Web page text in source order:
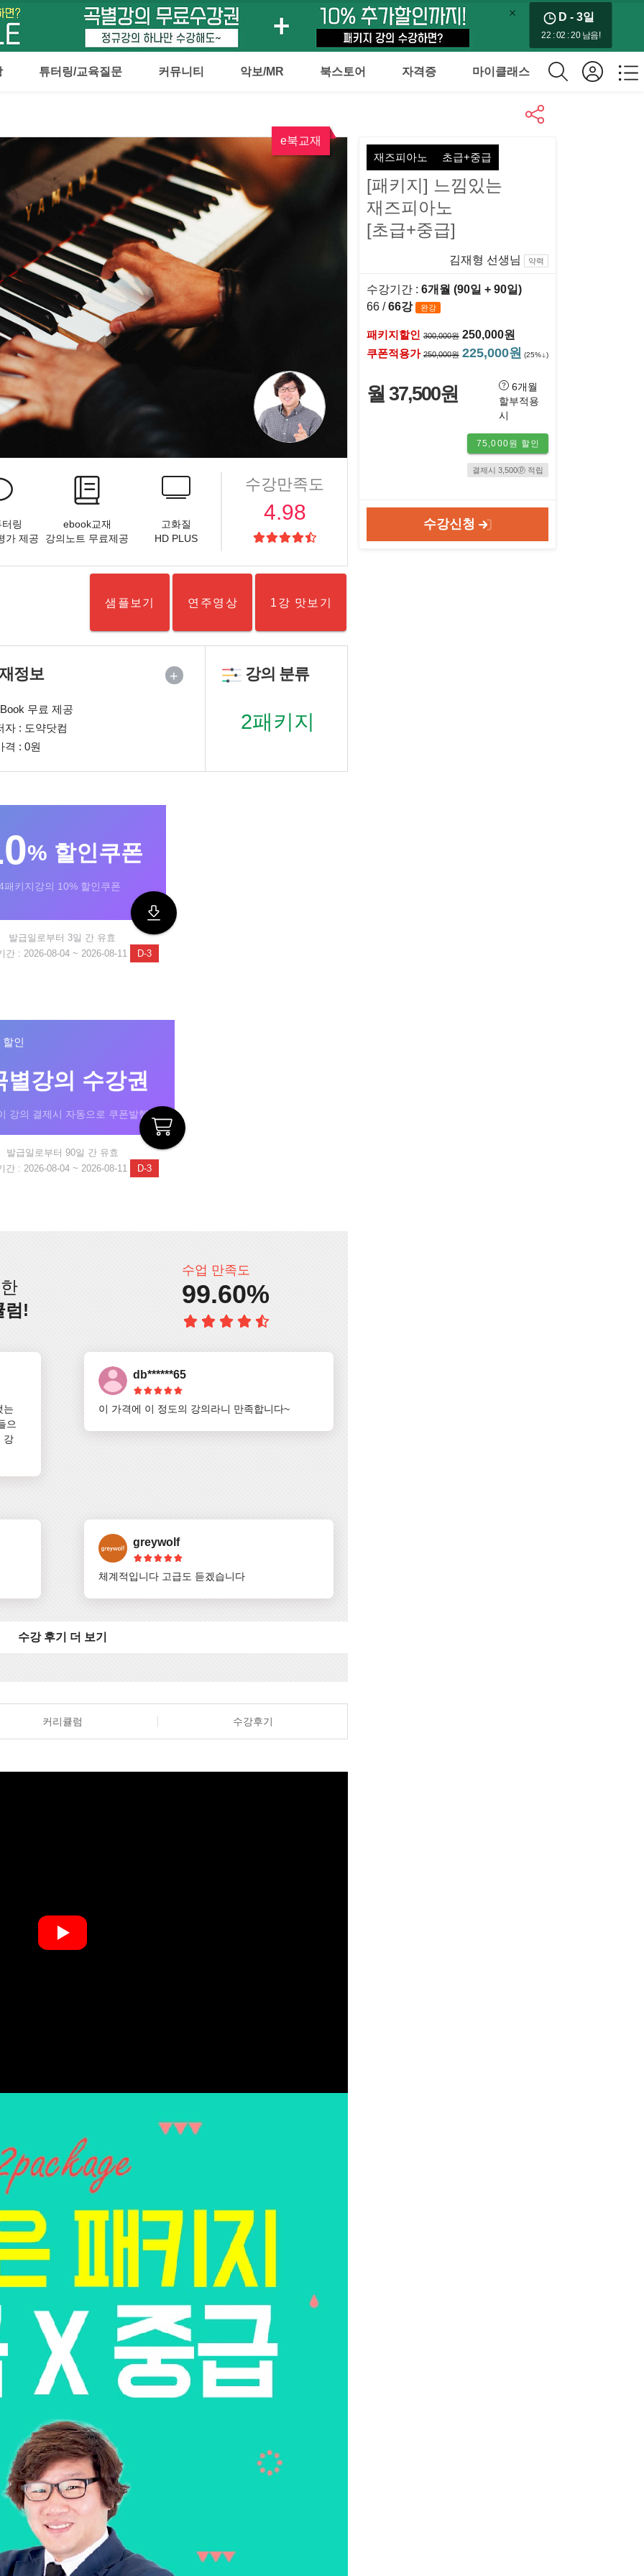
D - 3일
22 : 02 : 19 남음!
튜터링/교육질문 커뮤니티 악보/MR 북스토어 자격증 마이클래스
e북교재
링
가 제공
ebook교재
강의노트 무료제공
고화질
HD PLUS
수강만족도
4.98
샘플보기 연주영상 1강 맛보기
정보 +
무료 제공
자 : 도약닷컴
격 : 0원
강의 분류
2패키지
% 할인쿠폰
패키지강의 10% 할인쿠폰
발급일로부터 3일 간 유효
간 : 2026-08-04 ~ 2026-08-11
D-3
할인
별강의 수강권
강의 결제시 자동으로 쿠폰발행!
발급일로부터 90일 간 유효
간 : 2026-08-04 ~ 2026-08-11
D-3
럼!
수업 만족도
99.60%
는
으
강
db******65
이 가격에 이 정도의 강의라니 만족합니다~
greywolf
체계적입니다 고급도 듣겠습니다
수강 후기 더 보기
커리큘럼 수강후기
재즈피아노 초급+중급
[패키지] 느낌있는
재즈피아노
[초급+중급]
김재형 선생님 약력
수강기간 : 6개월 (90일 + 90일)
66 /66강 완강
패키지할인 300,000원 250,000원
쿠폰적용가 250,000원 225,000원 (25% )
월 37,500원
6개월
할부적용
시
75,000원 할인
결제시 3,500ⓟ 적립
수강신청